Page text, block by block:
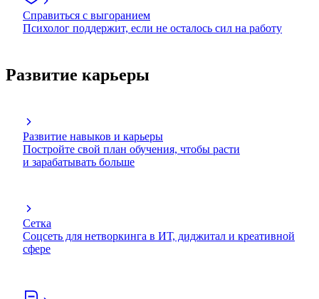
Справиться с выгоранием
Психолог поддержит, если не осталось сил на работу
Развитие карьеры
Развитие навыков и карьеры
Постройте свой план обучения, чтобы расти
и зарабатывать больше
Сетка
Соцсеть для нетворкинга в ИТ, диджитал и креативной
сфере